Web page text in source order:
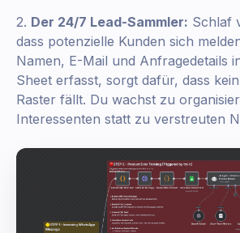
2. Der 24/7 Lead-Sammler: Schlaf
dass potenzielle Kunden sich
Namen, E-Mail und Anfragedetails
Sheet erfasst, sorgt dafür, dass
Raster fällt. Du wachst zu
Interessenten statt zu verstreuten